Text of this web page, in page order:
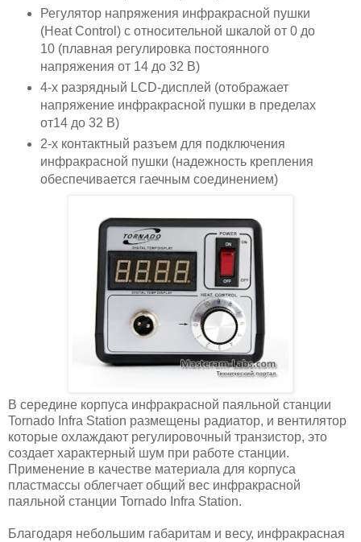
Регулятор напряжения инфракрасной пушки
(Heat Control) с относительной шкалой от 0 до
10 (плавная регулировка постоянного
напряжения от 14 до 32 В)
4-х разрядный LCD-дисплей (отображает
напряжение инфракрасной пушки в пределах
от14 до 32 В)
2-х контактный разъем для подключения
инфракрасной пушки (надежность крепления
обеспечивается гаечным соединением)
В середине корпуса инфракрасной паяльной станции
Tornado Infra Station размещены радиатор, и вентилятор
которые охлаждают регулировочный транзистор, это
создает характерный шум при работе станции.
Применение в качестве материала для корпуса
пластмассы облегчает общий вес инфракрасной
паяльной станции Tornado Infra Station.
Благодаря небольшим габаритам и весу, инфракрасная